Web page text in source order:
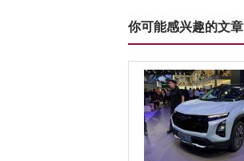
你可能感兴趣的文章